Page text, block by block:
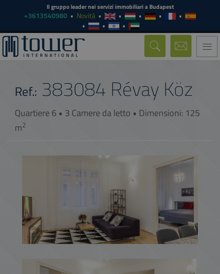
Il gruppo leader nei servizi immobiliari a Budapest
+3613540980 Novità
Révay Köz
Ref.: 383084
Quartiere 6 • 3 Camere da letto • Dimensioni: 125
m2